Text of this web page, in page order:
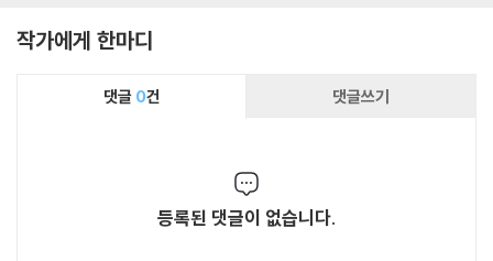
작가에게 한마디
댓글 0건 댓글쓰기
등록된 댓글이 없습니다.